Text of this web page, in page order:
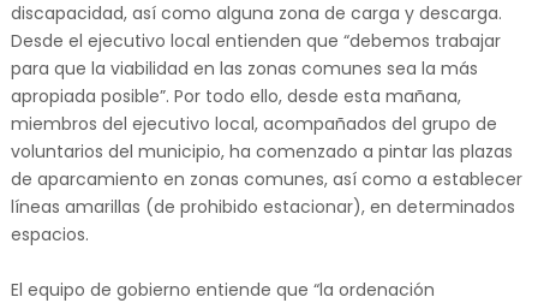
discapacidad, así como alguna zona de carga y descarga.
Desde el ejecutivo local entienden que “debemos trabajar
para que la viabilidad en las zonas comunes sea la más
apropiada posible”. Por todo ello, desde esta mañana,
miembros del ejecutivo local, acompañados del grupo de
voluntarios del municipio, ha comenzado a pintar las plazas
de aparcamiento en zonas comunes, así como a establecer
líneas amarillas (de prohibido estacionar), en determinados
espacios.
El equipo de gobierno entiende que “la ordenación